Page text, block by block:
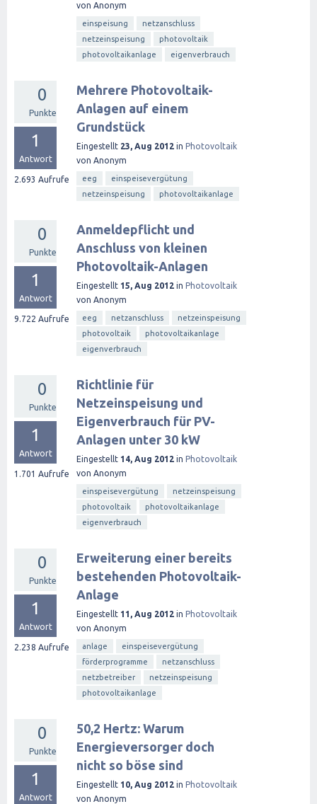
von Anonym
einspeisung
netzanschluss
netzeinspeisung
photovoltaik
photovoltaikanlage
eigenverbrauch
0
Punkte
1
Antwort
2.693 Aufrufe
Mehrere Photovoltaik-
Anlagen auf einem
Grundstück
Eingestellt 23, Aug 2012 in Photovoltaik
von Anonym
eeg
einspeisevergütung
netzeinspeisung
photovoltaikanlage
0
Punkte
1
Antwort
9.722 Aufrufe
Anmeldepflicht und
Anschluss von kleinen
Photovoltaik-Anlagen
Eingestellt 15, Aug 2012 in Photovoltaik
von Anonym
eeg netzanschluss
netzeinspeisung
photovoltaik
photovoltaikanlage
eigenverbrauch
0
Punkte
1
Antwort
1.701 Aufrufe
Richtlinie für
Netzeinspeisung und
Eigenverbrauch für PV-
Anlagen unter 30 kW
Eingestellt 14, Aug 2012 in Photovoltaik
von Anonym
einspeisevergütung
netzeinspeisung
photovoltaik
photovoltaikanlage
eigenverbrauch
0
Punkte
1
Antwort
2.238 Aufrufe
Erweiterung einer bereits
bestehenden Photovoltaik-
Anlage
Eingestellt 11, Aug 2012 in Photovoltaik
von Anonym
anlage
einspeisevergütung
förderprogramme
netzanschluss
netzbetreiber
netzeinspeisung
photovoltaikanlage
0
Punkte
1
Antwort
50,2 Hertz: Warum
Energieversorger doch
nicht so böse sind
Eingestellt 10, Aug 2012 in Photovoltaik
von Anonym